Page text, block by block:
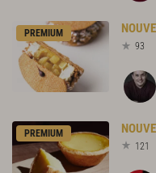
PREMIUM
93
PREMIUM
121